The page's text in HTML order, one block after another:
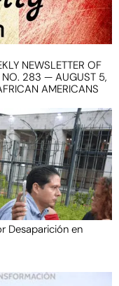
NEWSLETTER OF
NO. 283 — AUGUST 5,
AMERICANS
Desaparición en